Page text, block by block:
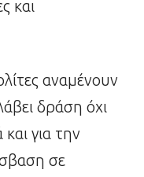
και
αναμένουν
δράση όχι
για την
σε